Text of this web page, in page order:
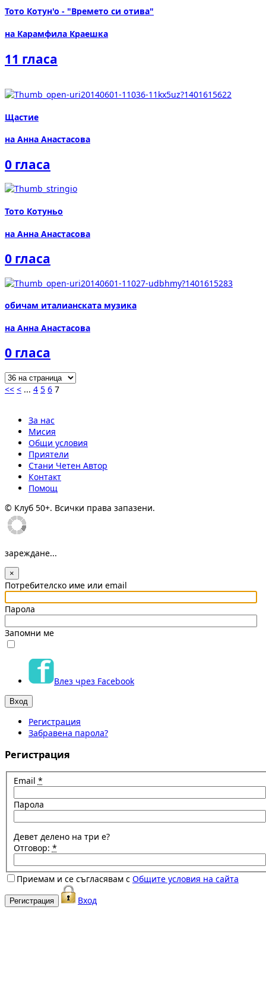
Тото Котун'о - "Времето си отива"
на Карамфила Краешка
11 гласа
Щастие
на Анна Анастасова
0 гласа
Тото Котуньо
на Анна Анастасова
0 гласа
обичам италианската музика
на Анна Анастасова
0 гласа
<< < ... 4 5 6 7
За нас
Мисия
Общи условия
Приятели
Стани Четен Автор
Контакт
Помощ
© Клуб 50+. Всички права запазени.
зареждане...
×
Потребителско име или email
Парола
Запомни ме
Влез чрез Facebook
Регистрация
Забравена парола?
Регистрация
Email *
Парола
Девет делено на три е?
Отговор: *
Приемам и се съгласявам с Общите условия на сайта
Вход